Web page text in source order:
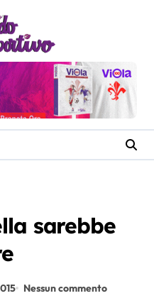
sarebbe
Nessun commento